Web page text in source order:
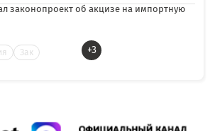
законопроект об акцизе на импортную
Зак +3